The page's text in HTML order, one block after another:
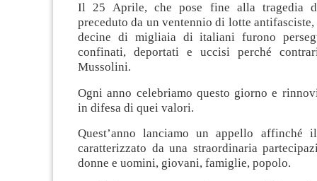
Il 25 Aprile, che pose fine alla tragedia
preceduto da un ventennio di lotte
decine di migliaia di italiani furono
confinati, deportati e uccisi perché
Mussolini.
Ogni anno celebriamo questo giorno e
in difesa di quei valori.
Quest’anno lanciamo un appello
caratterizzato da una straordinaria
donne e uomini, giovani, famiglie, popolo.